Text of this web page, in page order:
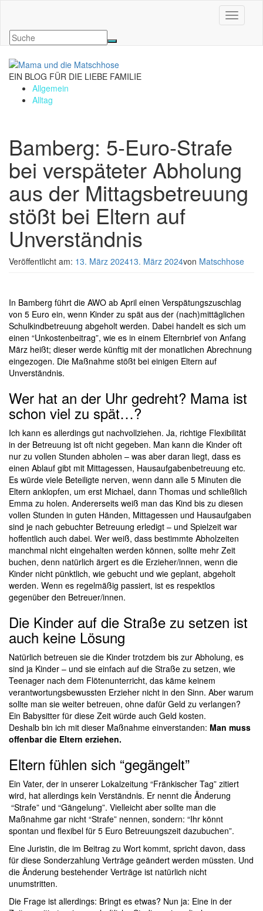
EIN BLOG FÜR DIE LIEBE FAMILIE
Allgemein
Alltag
Bamberg: 5-Euro-Strafe
bei verspäteter Abholung
aus der Mittagsbetreuung
stößt bei Eltern auf
Unverständnis
Veröffentlicht am: 13. März 202413. März 2024von Matschhose
In Bamberg führt die AWO ab April einen Verspätungszuschlag
von 5 Euro ein, wenn Kinder zu spät aus der (nach)mittäglichen
Schulkindbetreuung abgeholt werden. Dabei handelt es sich um
einen “Unkostenbeitrag”, wie es in einem Elternbrief von Anfang
März heißt; dieser werde künftig mit der monatlichen Abrechnung
eingezogen. Die Maßnahme stößt bei einigen Eltern auf
Unverständnis.
Wer hat an der Uhr gedreht? Mama ist
schon viel zu spät…?
Ich kann es allerdings gut nachvollziehen. Ja, richtige Flexibilität
in der Betreuung ist oft nicht gegeben. Man kann die Kinder oft
nur zu vollen Stunden abholen – was aber daran liegt, dass es
einen Ablauf gibt mit Mittagessen, Hausaufgabenbetreuung etc.
Es würde viele Beteiligte nerven, wenn dann alle 5 Minuten die
Eltern anklopfen, um erst Michael, dann Thomas und schließlich
Emma zu holen. Andererseits weiß man das Kind bis zu diesen
vollen Stunden in guten Händen, Mittagessen und Hausaufgaben
sind je nach gebuchter Betreuung erledigt – und Spielzeit war
hoffentlich auch dabei. Wer weiß, dass bestimmte Abholzeiten
manchmal nicht eingehalten werden können, sollte mehr Zeit
buchen, denn natürlich ärgert es die Erzieher/innen, wenn die
Kinder nicht pünktlich, wie gebucht und wie geplant, abgeholt
werden. Wenn es regelmäßig passiert, ist es respektlos
gegenüber den Betreuer/innen.
Die Kinder auf die Straße zu setzen ist
auch keine Lösung
Natürlich betreuen sie die Kinder trotzdem bis zur Abholung, es
sind ja Kinder – und sie einfach auf die Straße zu setzen, wie
Teenager nach dem Flötenunterricht, das käme keinem
verantwortungsbewussten Erzieher nicht in den Sinn. Aber warum
sollte man sie weiter betreuen, ohne dafür Geld zu verlangen?
Ein Babysitter für diese Zeit würde auch Geld kosten.
Deshalb bin ich mit dieser Maßnahme einverstanden: Man muss
offenbar die Eltern erziehen.
Eltern fühlen sich “gegängelt”
Ein Vater, der in unserer Lokalzeitung “Fränkischer Tag” zitiert
wird, hat allerdings kein Verständnis. Er nennt die Änderung
“Strafe” und “Gängelung”. Vielleicht aber sollte man die
Maßnahme gar nicht “Strafe” nennen, sondern: “Ihr könnt
spontan und flexibel für 5 Euro Betreuungszeit dazubuchen”.
Eine Juristin, die im Beitrag zu Wort kommt, spricht davon, dass
für diese Sonderzahlung Verträge geändert werden müssten. Und
die Änderung bestehender Verträge ist natürlich nicht
unumstritten.
Die Frage ist allerdings: Bringt es etwas? Nun ja: Eine in der